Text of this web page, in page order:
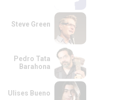
Steve Green
Pedro Tata
Barahona
Ulises Bueno